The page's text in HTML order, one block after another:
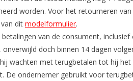
worden. Voor het retourneren
dit modelformulier.
van de consument,
doch binnen 14 dagen
wachten met terugbetalen tot hij
De ondernemer gebruikt voor